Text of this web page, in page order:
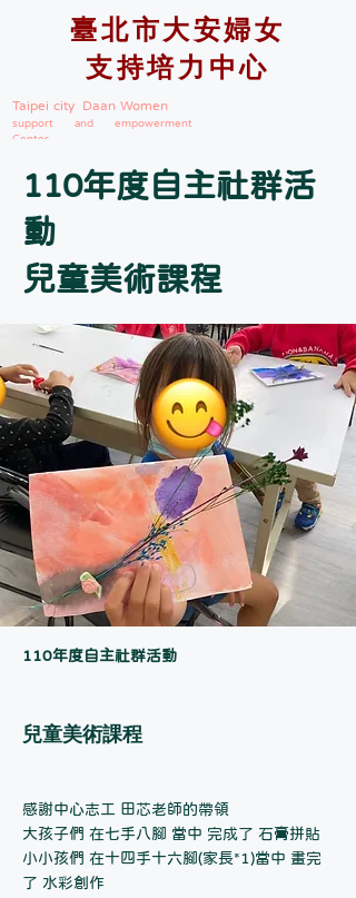
臺北市大安婦女
支持培力中心
Taipei city Daan Women
support and empowerment
Center
110年度自主社群活動
兒童美術課程
感謝中心志工 田芯老師的帶領
大孩子們 在七手八腳 當中 完成了 石膏拼貼
小小孩們 在十四手十六腳(家長*1)當中 畫完
了 水彩創作
110年度自主社群活
動
兒童美術課程